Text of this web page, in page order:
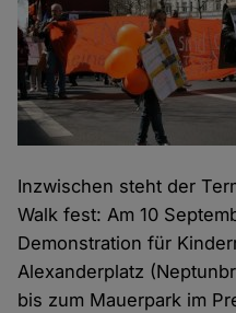
Inzwischen steht der
Walk fest: Am 10
Demonstration für
Alexanderplatz
bis zum Mauerpark im